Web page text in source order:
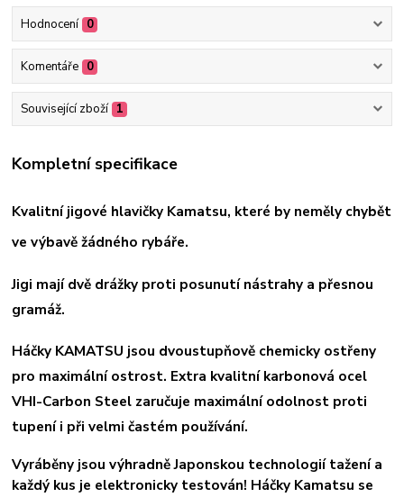
Hodnocení 0
Komentáře 0
Související zboží 1
Kompletní specifikace
Kvalitní jigové hlavičky Kamatsu, které by neměly chybět
ve výbavě žádného rybáře.
Jigi mají dvě drážky proti posunutí nástrahy a přesnou
gramáž.
Háčky KAMATSU jsou dvoustupňově chemicky ostřeny
pro maximální ostrost. Extra kvalitní karbonová ocel
VHI-Carbon Steel zaručuje maximální odolnost proti
tupení i při velmi častém používání.
Vyráběny jsou výhradně Japonskou technologií tažení a
každý kus je elektronicky testován! Háčky Kamatsu se